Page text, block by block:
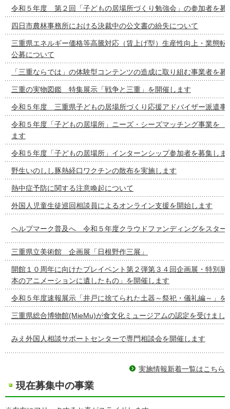
令和５年度 第２回「子どもの居場所づくり勉強会」の参加者を募
四日市農林事務所における決裁中の公文書の紛失について
三重県エネルギー価格等高騰対応（賃上げ型）生産性向上・業態転
公募について
「三重ならでは」の体験型コンテンツの造成に取り組む事業者を募
三重の実物図鑑 特集展示「戦争と三重」を開催します
令和５年度 三重県子どもの居場所づくり応援アドバイザー派遣事
令和５年度「子どもの居場所」ニーズ・シーズマッチング
ます
令和５年度「子どもの居場所」インターンシップ参加者を募集しま
野生いのしし豚熱経口ワクチンの散布を実施します
熱中症予防に関する注意喚起について
外国人児童生徒巡回相談員によるオンライン支援を開始します
ヘルプマーク普及へ 令和５年度クラウドファンディングをスター
三重県立美術館 企画展「日根野作三展」
開館１０周年に向けたプレイベント第２弾第３４回企画展・特別
本のアニメーションに遺したもの」を開催します
令和５年度速報展示「井戸に捨てられた土器～祭祀・儀礼編～」を
三重県総合博物館(MieMu)が食文化ミュージアムの認定を受けまし
みえ外国人相談サポートセンターで専門相談会を開催します
実施情報新着一覧はこちら
現在募集中の事業